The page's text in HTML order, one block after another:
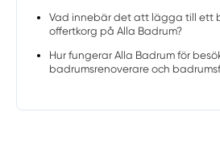
Vad innebär det att lägga till ett
offertkorg på Alla Badrum?
Hur fungerar Alla Badrum för
badrumsrenoverare och